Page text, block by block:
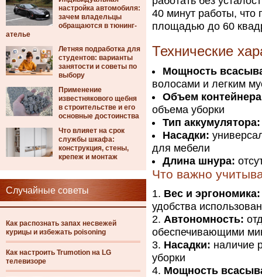
настройка автомобиля:
зачем владельцы
обращаются в тюнинг-
ателье
Летняя подработка для
студентов: варианты
занятости и советы по
выбору
Применение
известнякового щебня
в строительстве и его
основные достоинства
Что влияет на срок
службы шкафа:
конструкция, стены,
крепеж и монтаж
Случайные советы
Как распознать запах несвежей
курицы и избежать poisoning
Как настроить Trumotion на LG
телевизоре
40 минут работы, что
площадью до 60
Технические
Мощность
волосами и легким
Объем
объема уборки
Тип аккумулятора:
Насадки:
для мебели
Длина шнура:
Что важно
Вес и эргономика:
удобства
Автономность:
обеспечивающими
Насадки: наличие
уборки
Мощность